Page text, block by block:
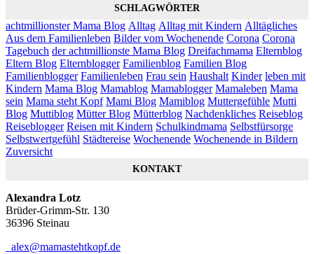
SCHLAGWÖRTER
achtmillionster Mama Blog Alltag Alltag mit Kindern Alltägliches
Aus dem Familienleben Bilder vom Wochenende Corona Corona
Tagebuch der achtmillionste Mama Blog Dreifachmama Elternblog
Eltern Blog Elternblogger Familienblog Familien Blog
Familienblogger Familienleben Frau sein Haushalt Kinder leben mit
Kindern Mama Blog Mamablog Mamablogger Mamaleben Mama
sein Mama steht Kopf Mami Blog Mamiblog Muttergefühle Mutti
Blog Muttiblog Mütter Blog Mütterblog Nachdenkliches Reiseblog
Reiseblogger Reisen mit Kindern Schulkindmama Selbstfürsorge
Selbstwertgefühl Städtereise Wochenende Wochenende in Bildern
Zuversicht
KONTAKT
Alexandra Lotz
Brüder-Grimm-Str. 130
36396 Steinau
alex@mamastehtkopf.de